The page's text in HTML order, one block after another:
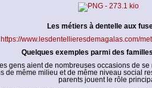
Les métiers à dentelle aux
https://www.lesdentellieresdemagalas.com/
Quelques exemples parmi des
gens aient de nombreuses occasions de se
de même milieu et de même niveau social
parents jouent le rôle